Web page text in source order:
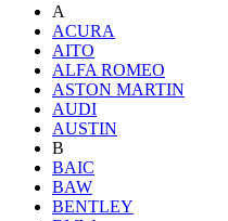
A
ACURA
AITO
ALFA ROMEO
ASTON MARTIN
AUDI
AUSTIN
B
BAIC
BAW
BENTLEY